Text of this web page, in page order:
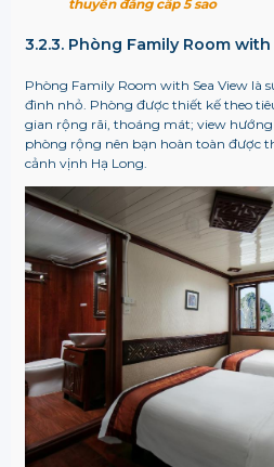
thuyền đẳng cấp 5 sao
3.2.3. Phòng Family Room
Phòng Family Room with Sea View là
đình nhỏ. Phòng được thiết kế theo
gian rộng rãi, thoáng mát; view hướng
phòng rộng nên bạn hoàn toàn được
cảnh vịnh Hạ Long.